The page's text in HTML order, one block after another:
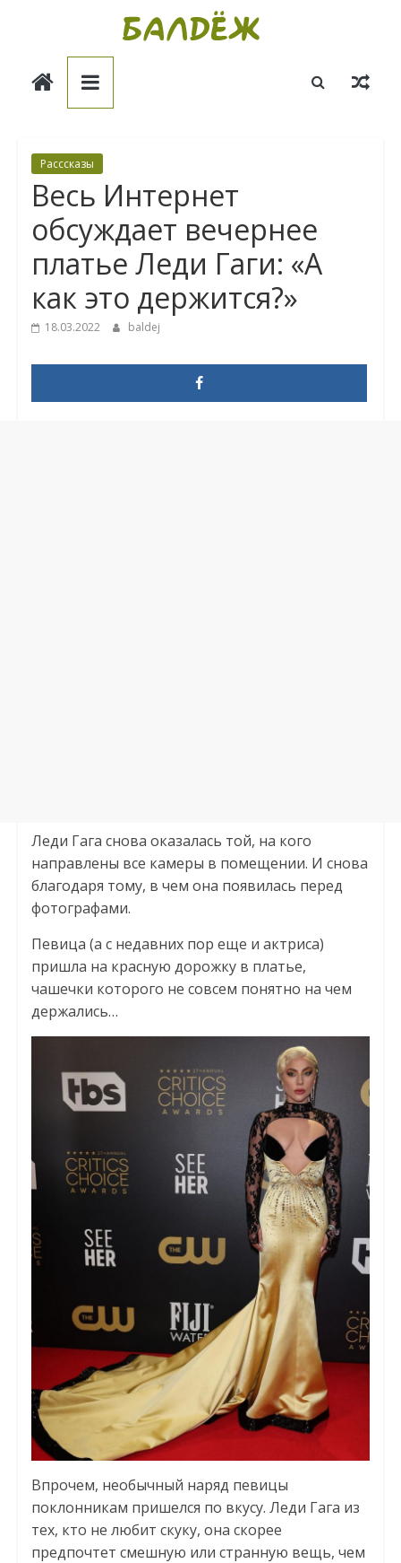
Балдёж
Расссказы
Весь Интернет
обсуждает вечернее
платье Леди Гаги: «А
как это держится?»
18.03.2022 baldej
Леди Гага снова оказалась той, на кого
направлены все камеры в помещении. И снова
благодаря тому, в чем она появилась перед
фотографами.
Певица (а с недавних пор еще и актриса)
пришла на красную дорожку в платье,
чашечки которого не совсем понятно на чем
держались…
Впрочем, необычный наряд певицы
поклонникам пришелся по вкусу. Леди Гага из
тех, кто не любит скуку, она скорее
предпочтет смешную или странную вещь, чем